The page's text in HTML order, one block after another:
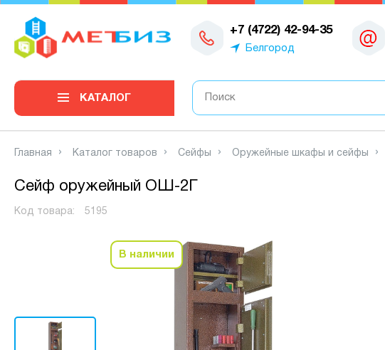
+7 (4722) 42-94-35
Белгород
0
КАТАЛОГ
Главная Каталог товаров Сейфы Оружейные шкафы и сейфы
Сейф оружейный ОШ-2Г
Код товара: 5195
В наличии